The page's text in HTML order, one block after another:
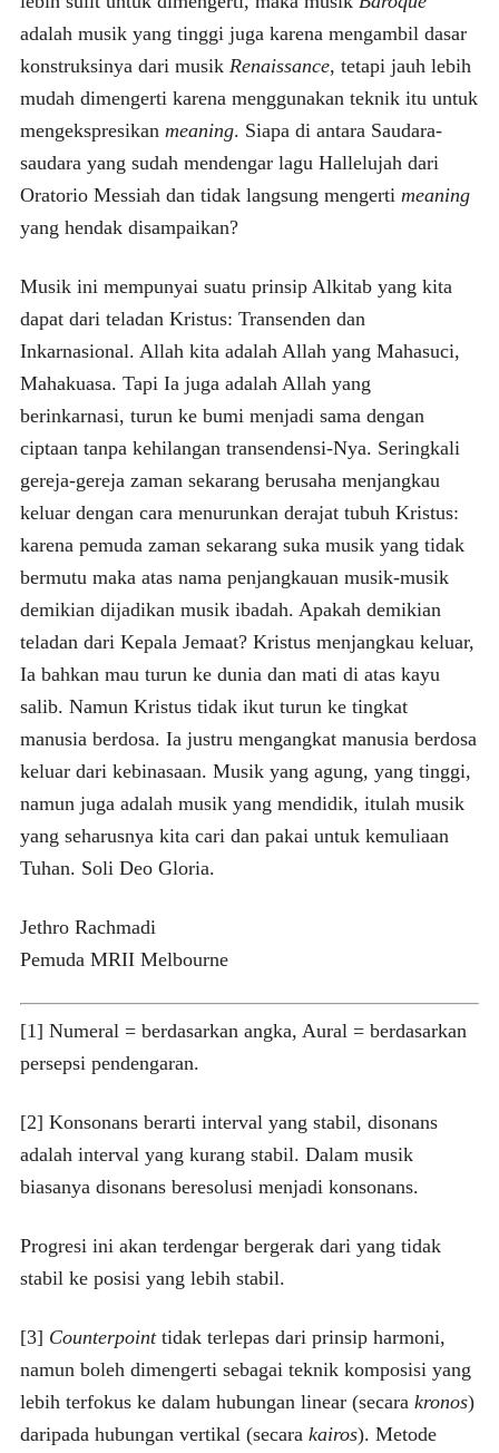
adalah musik yang tinggi juga karena mengambil dasar
konstruksinya dari musik Renaissance, tetapi jauh lebih
mudah dimengerti karena menggunakan teknik itu untuk
mengekspresikan meaning. Siapa di antara Saudara-
saudara yang sudah mendengar lagu Hallelujah dari
Oratorio Messiah dan tidak langsung mengerti meaning
yang hendak disampaikan?
Musik ini mempunyai suatu prinsip Alkitab yang kita
dapat dari teladan Kristus: Transenden dan
Inkarnasional. Allah kita adalah Allah yang Mahasuci,
Mahakuasa. Tapi Ia juga adalah Allah yang
berinkarnasi, turun ke bumi menjadi sama dengan
ciptaan tanpa kehilangan transendensi-Nya. Seringkali
gereja-gereja zaman sekarang berusaha menjangkau
keluar dengan cara menurunkan derajat tubuh Kristus:
karena pemuda zaman sekarang suka musik yang tidak
bermutu maka atas nama penjangkauan musik-musik
demikian dijadikan musik ibadah. Apakah demikian
teladan dari Kepala Jemaat? Kristus menjangkau keluar,
Ia bahkan mau turun ke dunia dan mati di atas kayu
salib. Namun Kristus tidak ikut turun ke tingkat
manusia berdosa. Ia justru mengangkat manusia berdosa
keluar dari kebinasaan. Musik yang agung, yang tinggi,
namun juga adalah musik yang mendidik, itulah musik
yang seharusnya kita cari dan pakai untuk kemuliaan
Tuhan. Soli Deo Gloria.
Jethro Rachmadi
Pemuda MRII Melbourne
[1] Numeral = berdasarkan angka, Aural = berdasarkan
persepsi pendengaran.
[2] Konsonans berarti interval yang stabil, disonans
adalah interval yang kurang stabil. Dalam musik
biasanya disonans beresolusi menjadi konsonans.
Progresi ini akan terdengar bergerak dari yang tidak
stabil ke posisi yang lebih stabil.
[3] Counterpointtidak terlepas dari prinsip harmoni,
namun boleh dimengerti sebagai teknik komposisi yang
lebih terfokus ke dalam hubungan linear (secara kronos)
daripada hubungan vertikal (secara kairos). Metode